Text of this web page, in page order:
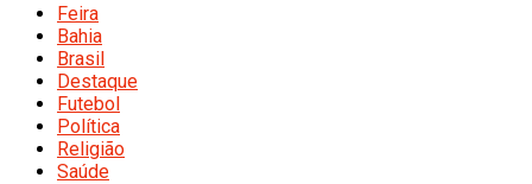
Feira
Bahia
Brasil
Destaque
Futebol
Política
Religião
Saúde